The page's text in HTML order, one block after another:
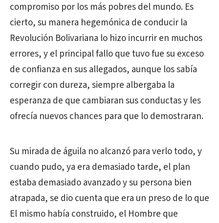
compromiso por los más pobres del mundo. Es
cierto, su manera hegemónica de conducir la
Revolución Bolivariana lo hizo incurrir en muchos
errores, y el principal fallo que tuvo fue su exceso
de confianza en sus allegados, aunque los sabía
corregir con dureza, siempre albergaba la
esperanza de que cambiaran sus conductas y les
ofrecía nuevos chances para que lo demostraran.
Su mirada de águila no alcanzó para verlo todo, y
cuando pudo, ya era demasiado tarde, el plan
estaba demasiado avanzado y su persona bien
atrapada, se dio cuenta que era un preso de lo que
El mismo había construido, el Hombre que